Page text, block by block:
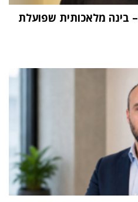
"העתיד הוא Physical AI – בינה מלאכותית שפועלת